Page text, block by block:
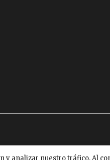
analizar nuestro tráfico. Al